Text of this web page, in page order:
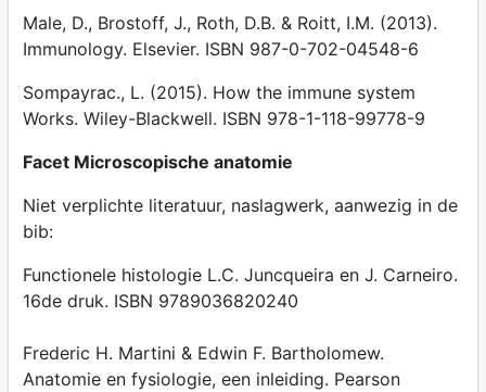
Male, D., Brostoff, J., Roth, D.B. & Roitt, I.M. (2013).
Immunology. Elsevier. ISBN 987-0-702-04548-6
Sompayrac., L. (2015). How the immune system
Works. Wiley-Blackwell. ISBN 978-1-118-99778-9
Facet Microscopische anatomie
Niet verplichte literatuur, naslagwerk, aanwezig in de
bib:
Functionele histologie L.C. Juncqueira en J. Carneiro.
16de druk. ISBN 9789036820240
Frederic H. Martini & Edwin F. Bartholomew.
Anatomie en fysiologie, een inleiding. Pearson